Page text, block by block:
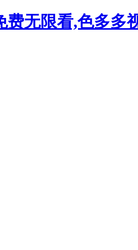
无限看,色多多